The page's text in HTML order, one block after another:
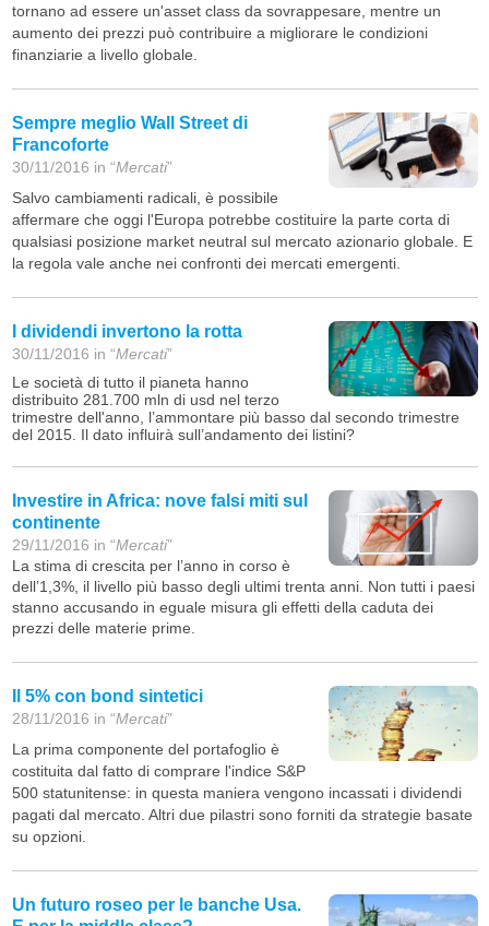
tornano ad essere un'asset class da sovrappesare, mentre un
aumento dei prezzi può contribuire a migliorare le condizioni
finanziarie a livello globale.
Sempre meglio Wall Street di
Francoforte
30/11/2016 in “Mercati”
Salvo cambiamenti radicali, è possibile
affermare che oggi l'Europa potrebbe costituire la parte corta di
qualsiasi posizione market neutral sul mercato azionario globale. E
la regola vale anche nei confronti dei mercati emergenti.
I dividendi invertono la rotta
30/11/2016 in “Mercati”
Le società di tutto il pianeta hanno
distribuito 281.700 mln di usd nel terzo
trimestre dell'anno, l’ammontare più basso dal secondo trimestre
del 2015. Il dato influirà sull’andamento dei listini?
Investire in Africa: nove falsi miti sul
continente
29/11/2016 in “Mercati”
La stima di crescita per l’anno in corso è
dell’1,3%, il livello più basso degli ultimi trenta anni. Non tutti i paesi
stanno accusando in eguale misura gli effetti della caduta dei
prezzi delle materie prime.
Il 5% con bond sintetici
28/11/2016 in “Mercati”
La prima componente del portafoglio è
costituita dal fatto di comprare l'indice S&P
500 statunitense: in questa maniera vengono incassati i dividendi
pagati dal mercato. Altri due pilastri sono forniti da strategie basate
su opzioni.
Un futuro roseo per le banche Usa.